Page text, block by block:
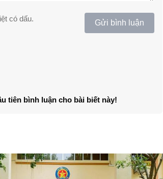
có dấu. Gửi bình luận
tiên bình luận cho bài biết này!